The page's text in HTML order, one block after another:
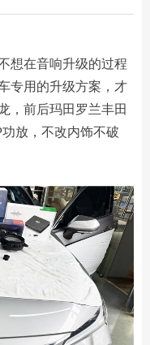
想在音响升级的过程
专用的升级方案，才
，前后玛田罗兰丰田
放，不改内饰不破